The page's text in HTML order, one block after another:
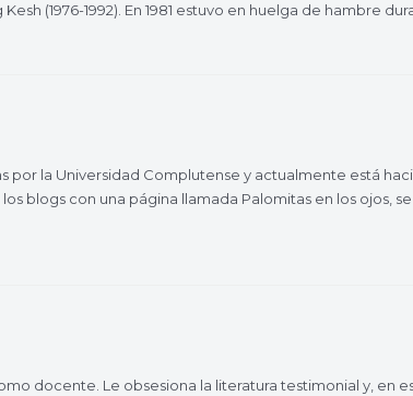
(1976-1992). En 1981 estuvo en huelga de hambre
la Universidad Complutense y actualmente está
con una página llamada Palomitas en los ojos,
docente. Le obsesiona la literatura testimonial y, en